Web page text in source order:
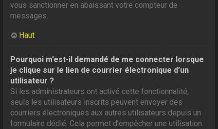
vous sanctionner en abaissant votre compteur de
messages.
Haut
Pourquoi m’est-il demandé de me connecter lorsque
je clique sur le lien de courrier électronique d’un
utilisateur ?
Si les administrateurs ont activé cette fonctionnalité,
seuls les utilisateurs inscrits peuvent envoyer des
courriers électroniques aux autres utilisateurs depuis un
formulaire dédié. Cela permet d’empêcher une utilisation